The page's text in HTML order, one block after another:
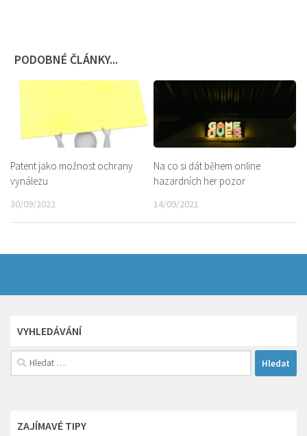
PODOBNÉ ČLÁNKY...
Patent jako možnost ochrany
vynálezu
30/09/2022
Na co si dát během online
hazardních her pozor
14/09/2021
VYHLEDÁVÁNÍ
Vyhledávání
ZAJÍMAVÉ TIPY